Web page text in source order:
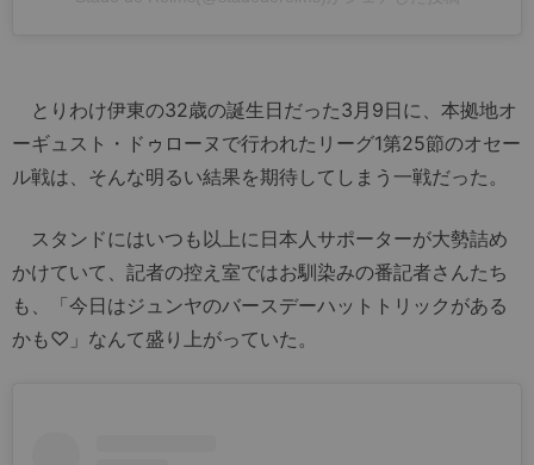
とりわけ伊東の32歳の誕生日だった3月9日に、本拠地オ
ーギュスト・ドゥローヌで行われたリーグ1第25節のオセー
ル戦は、そんな明るい結果を期待してしまう一戦だった。
スタンドにはいつも以上に日本人サポーターが大勢詰め
かけていて、記者の控え室ではお馴染みの番記者さんたち
も、「今日はジュンヤのバースデーハットトリックがある
かも♡」なんて盛り上がっていた。